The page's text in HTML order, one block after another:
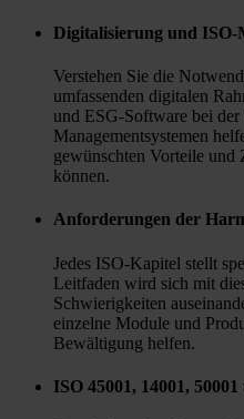
Digitalisierung und ISO-
Verstehen Sie die
umfassenden digitalen
und ESG-Software bei
Managementsystemen
gewünschten Vorteile
können.
Anforderungen der
Jedes ISO-Kapitel stellt
Leitfaden wird sich mit
Schwierigkeiten
einzelne Module und
Bewältigung helfen.
ISO 45001, 14001,